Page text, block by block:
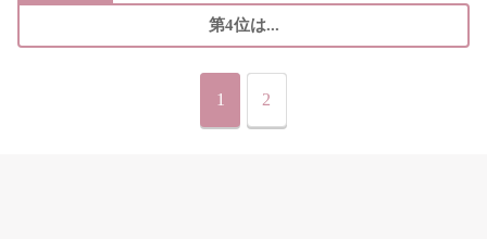
第4位は...
1 2